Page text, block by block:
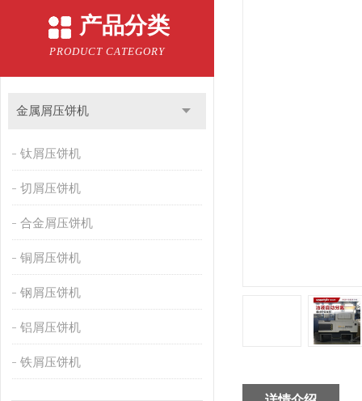
产品分类
PRODUCT CATEGORY
金属屑压饼机
钛屑压饼机
切屑压饼机
合金屑压饼机
铜屑压饼机
钢屑压饼机
铝屑压饼机
铁屑压饼机